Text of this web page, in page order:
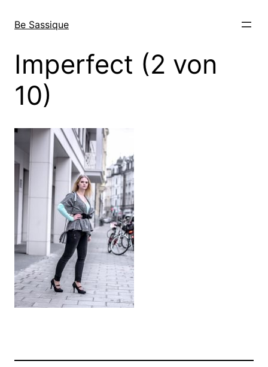
zum
wechseln
Be Sassique
Imperfect (2 von
10)